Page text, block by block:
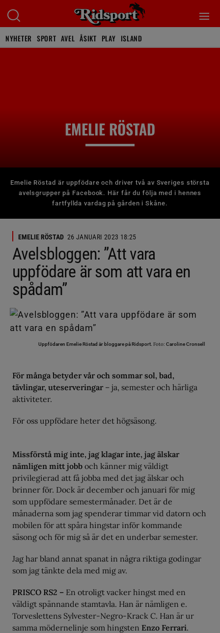
NYHETER SPORT AVEL ÅSIKT PLAY ISLAND
EMELIE RÖSTAD
Emelie Röstad är uppfödare och driver två av Sveriges största
avelsgrupper på Facebook. Här får du följa med i hennes
fartfyllda vardag på gården i Skåne.
EMELIE RÖSTAD 26 JANUARI 2023 18:25
Avelsbloggen: ”Att vara
uppfödare är som att vara en
spådam”
Uppfödaren Emelie Röstad är bloggare på Ridsport. Foto: Caroline Cronsell
För många betyder vår och sommar sol, bad,
tävlingar, uteserveringar – ja, semester och härliga
aktiviteter.
För oss uppfödare heter det högsäsong.
Missförstå mig inte, jag klagar inte, jag älskar
nämligen mitt jobb och känner mig väldigt
privilegierad att få jobba med det jag älskar och
brinner för. Dock är december och januari för mig
som uppfödare semestermånader. Det är de
månaderna som jag spenderar timmar vid datorn och
mobilen för att spåra hingstar inför kommande
säsong och för mig så är det en underbar semester.
Jag har bland annat spanat in några riktiga godingar
som jag tänkte dela med mig av.
PRISCO RS2 – En otroligt vacker hingst med en
väldigt spännande stamtavla. Han är nämligen e.
Torveslettens Sylvester-Negro-Krack C. Han är ur
samma mödernelinje som hingsten Enzo Ferrari.